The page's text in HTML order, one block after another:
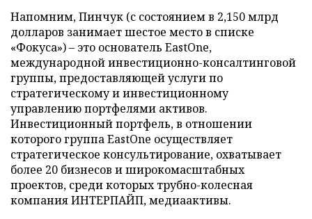
Напомним, Пинчук (с состоянием в 2,150 млрд
долларов занимает шестое место в списке
«Фокуса») – это основатель EastOne,
международной инвестиционно-консалтинговой
группы, предоставляющей услуги по
стратегическому и инвестиционному
управлению портфелями активов.
Инвестиционный портфель, в отношении
которого группа EastOne осуществляет
стратегическое консультирование, охватывает
более 20 бизнесов и широкомасштабных
проектов, среди которых трубно-колесная
компания ИНТЕРПАЙП, медиаактивы.